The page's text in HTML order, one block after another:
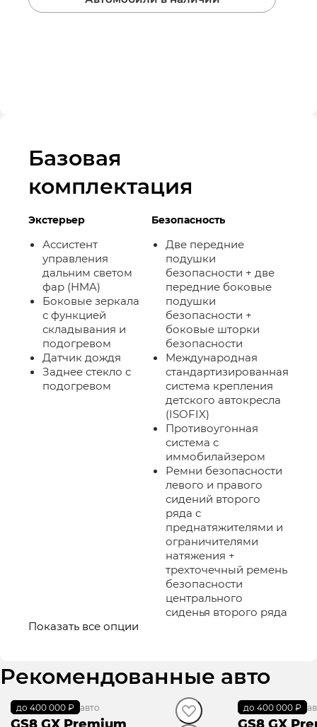
Базовая
комплектация
Экстерьер
Ассистент
управления
дальним светом
фар (HMA)
Боковые зеркала
с функцией
складывания и
подогревом
Датчик дождя
Заднее стекло с
подогревом
Безопасность
Две передние
подушки
безопасности + две
передние боковые
подушки
безопасности +
боковые шторки
безопасности
Международная
стандартизированная
система крепления
детского автокресла
(ISOFIX)
Противоугонная
система с
иммобилайзером
Ремни безопасности
левого и правого
сидений второго
ряда с
преднатяжителями и
ограничителями
натяжения +
трехточечный ремень
безопасности
центрального
сиденья второго ряда
Показать все опции
Рекомендованные авто
до 400 000 ₽
В наличии· авто
GS8 GX Premium
до 400 000 ₽
В наличии·
GS8 GX